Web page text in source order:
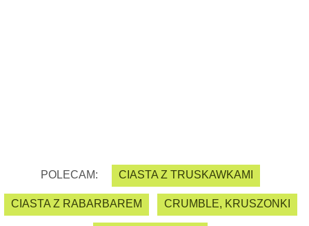
POLECAM: CIASTA Z TRUSKAWKAMI
CIASTA Z RABARBAREM CRUMBLE, KRUSZONKI